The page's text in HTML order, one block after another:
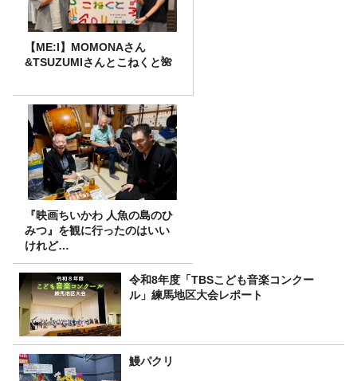
【ME:I】MOMONAさん
&TSUZUMIさんとこねくと🌺
『映画ちいかわ 人魚の島のひ
みつ』を観に行ったのはいい
けれど…
令和8年度「TBSこども音楽コンクー
ル」練馬地区大会レポート
鰻パクリ